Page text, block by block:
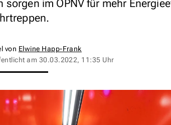
sorgen im ÖPNV für mehr
von Elwine Happ-Frank
am 30.03.2022, 11:35 Uhr